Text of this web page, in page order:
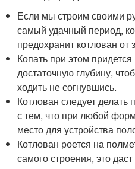
Если мы строим своими
самый удачный период,
предохранит котлован от
Копать при этом
достаточную глубину,
ходить не согнувшись.
Котлован следует
с тем, что при любой
место для устройства
Котлован роется на
самого строения, это